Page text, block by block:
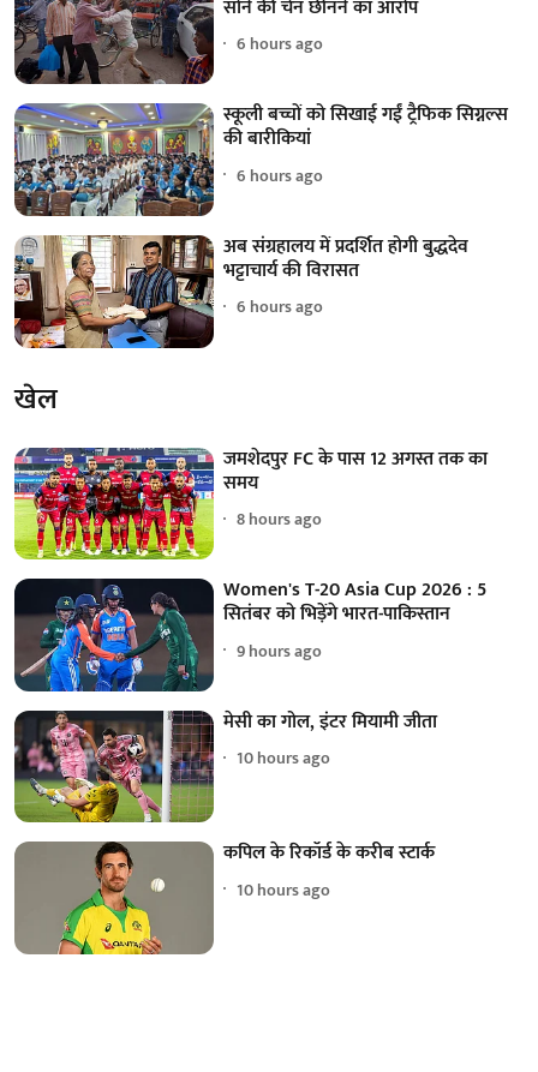
सोने की चेन छीनने का आरोप
6 hours ago
स्कूली बच्चों को सिखाई गईं ट्रैफिक सिग्नल्स
की बारीकियां
6 hours ago
अब संग्रहालय में प्रदर्शित होगी बुद्धदेव
भट्टाचार्य की विरासत
6 hours ago
खेल
जमशेदपुर FC के पास 12 अगस्त तक का
समय
8 hours ago
Women's T-20 Asia Cup 2026 : 5
सितंबर को भिड़ेंगे भारत-पाकिस्तान
9 hours ago
मेसी का गोल, इंटर मियामी जीता
10 hours ago
कपिल के रिकॉर्ड के करीब स्टार्क
10 hours ago